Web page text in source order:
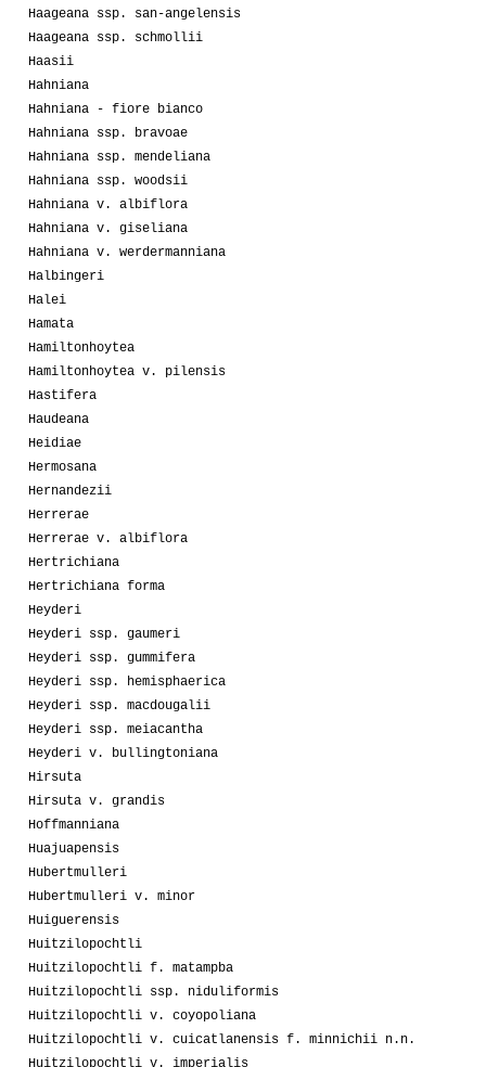
Haageana ssp. san-angelensis
Haageana ssp. schmollii
Haasii
Hahniana
Hahniana - fiore bianco
Hahniana ssp. bravoae
Hahniana ssp. mendeliana
Hahniana ssp. woodsii
Hahniana v. albiflora
Hahniana v. giseliana
Hahniana v. werdermanniana
Halbingeri
Halei
Hamata
Hamiltonhoytea
Hamiltonhoytea v. pilensis
Hastifera
Haudeana
Heidiae
Hermosana
Hernandezii
Herrerae
Herrerae v. albiflora
Hertrichiana
Hertrichiana forma
Heyderi
Heyderi ssp. gaumeri
Heyderi ssp. gummifera
Heyderi ssp. hemisphaerica
Heyderi ssp. macdougalii
Heyderi ssp. meiacantha
Heyderi v. bullingtoniana
Hirsuta
Hirsuta v. grandis
Hoffmanniana
Huajuapensis
Hubertmulleri
Hubertmulleri v. minor
Huiguerensis
Huitzilopochtli
Huitzilopochtli f. matampba
Huitzilopochtli ssp. niduliformis
Huitzilopochtli v. coyopoliana
Huitzilopochtli v. cuicatlanensis f. minnichii n.n.